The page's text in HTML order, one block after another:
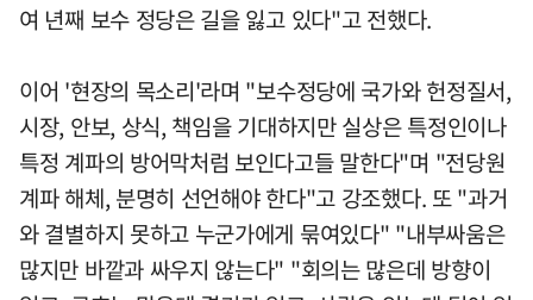
여 년째 보수 정당은 길을 잃고 있다"고 전했다.
이어 '현장의 목소리'라며 "보수정당에 국가와 헌정질서,
시장, 안보, 상식, 책임을 기대하지만 실상은 특정인이나
특정 계파의 방어막처럼 보인다고들 말한다"며 "전당원
계파 해체, 분명히 선언해야 한다"고 강조했다. 또 "과거
와 결별하지 못하고 누군가에게 묶여있다" "내부싸움은
많지만 바깥과 싸우지 않는다" "회의는 많은데 방향이